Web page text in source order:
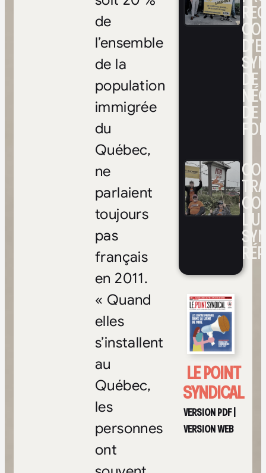
DE
DE
FOI
LE POINT
SYNDICAL
VERSION PDF|
VERSION WEB
de
l’ensemble
de la
population
immigrée
du
Québec,
ne
parlaient
toujours
pas
français
en 2011.
« Quand
elles
s’installent
au
Québec,
les
personnes
ont